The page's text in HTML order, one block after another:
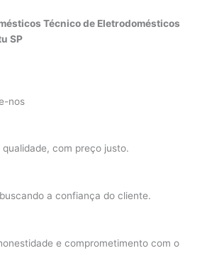
Técnico de Eletrodomésticos
SP
nos
com preço justo.
a confiança do cliente.
e comprometimento com o